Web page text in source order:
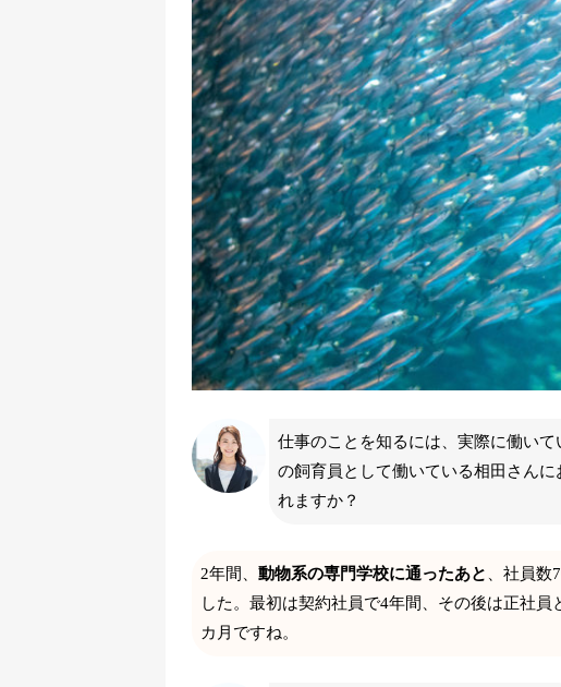
仕事のことを知るには、実際に働い
の飼育員として働いている相田さん
れますか？
2年間、 動物系の専門学校に通ったあと 、社員
した。最初は契約社員で4年間、その後は正社
カ月ですね。